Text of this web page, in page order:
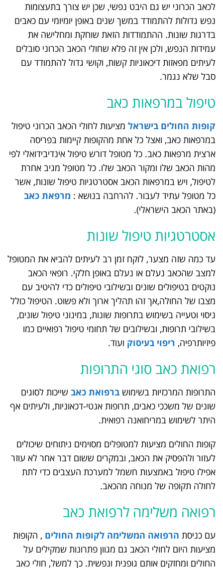
לכאב הכרוני יש גם היבט נפשי, שכן יש צורך בתעצומות
נפש גדולות להתמודד במשך שנים באופן יומיומי עם כאבים
בדרגות שונות. ההתמודדות הזאת שוחקת ומחלישה את
עמידות הנפש, ולכן אין זה פלא שחולי הכאב הכרוני סובלים
לעיתים מפאזות דיכאוניות קשות, וקושי גדול להתמודד עם
סבל שלא נגמר.
טיפול במרפאות כאב
קופות החולים בישראל מציעות לחולי הכאב הכרוני טיפול
במרפאות כאב, ואצל כל אחת מהקופות קיימות בפריסה
ארצית מרפאות כאב. כל מטופל דורש טיפול אינדיבידואלי לפי
מהות הכאב שלו ומקור הכאב שלו. כל מטופל מגיב אחרת
לטיפול, ויש במרפאות הכאב אסטרטגיות טיפול שונות, אשר
כל מטופל עתיד לעבור. להרחבה בנושא : מרפאת כאב
(באתר הכאב הישראלי).
אסטרטגיות טיפול שונות
עד כמה שזה מצער, לוקח זמן רב לעיתים להביא את המטופל
למצב שהכאב נעלם או נעלם באופן חלקי. רופאי הכאב
נוקטים בטיפולים שונים ובשילובי טיפולים כדי להיטיב עם
מצבו של החולה,אך זהו תהליך ארוך ולא פשוט. הטיפול כולל
ניסוי וטעייה בשימוש בתרופות שונות, במינוני טיפול שונים,
בשילובי תרופות, ובשילובים של תחומי טיפול רפואיים כמו
פיזיותרפיה, ריפוי בעיסוק ועוד.
רפואת כאב סוגי התרופות
התרופות המרכזיות בשימוש ברפואת כאב שייכות לסוגים
שונים של משככי כאבים, תרופות אנטי-דכאוניות, ולעיתים אף
היתר לשימוש במריחואנה רפואית.
קופות החולים מציעות למטופלים מסוימים ניתוחים שיכולים
לעזור ולהפסיק את הכאב, ובמקרים ששום דבר אחר לא עוזר
אפילו טיפול באמצעות חשמל למערכת העצבים כדי לתת
לחולה תקופה של מנוחה מהכאב.
רפואה משלימה לרפואת כאב
עם כניסת הרפואה המשלימה לקופות החולים , הקופות
מציעות היום לחולי הכאב גם מגוון פתרונות שמקילים על
החולים ומחזקים אותם גופנית ונפשית. כך למשל, חולי כאב